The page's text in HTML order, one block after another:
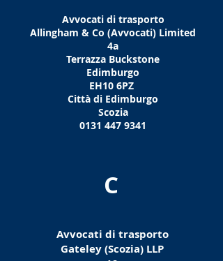
Avvocati di trasporto
Allingham & Co (Avvocati) Limited
4a
Terrazza Buckstone
Edimburgo
EH10 6PZ
Città di Edimburgo
Scozia
0131 447 9341
C
Avvocati di trasporto
Gateley (Scozia) LLP